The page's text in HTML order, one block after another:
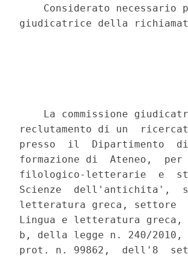
Considerato necessario
giudicatrice della
La commissione
reclutamento di un
presso  il  Dipartimento
formazione di  Ateneo,
filologico-letterarie  e
Scienze  dell'antichita',
letteratura greca, settore
Lingua e letteratura
b, della legge n. 240/
prot. n. 99862,  dell'8